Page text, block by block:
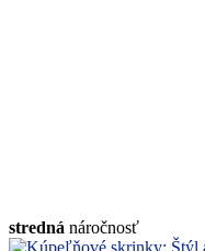
stredná náročnosť